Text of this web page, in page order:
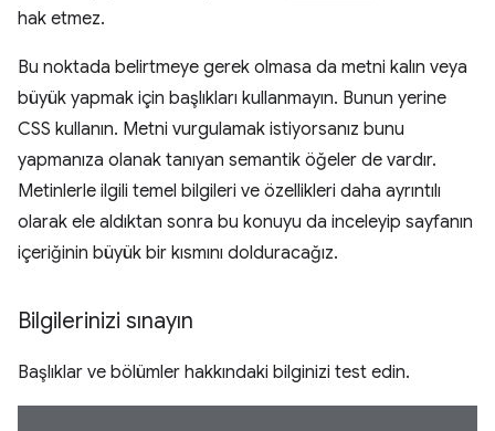
hak etmez.
Bu noktada belirtmeye gerek olmasa da metni kalın veya
büyük yapmak için başlıkları kullanmayın. Bunun yerine
CSS kullanın. Metni vurgulamak istiyorsanız bunu
yapmanıza olanak tanıyan semantik öğeler de vardır.
Metinlerle ilgili temel bilgileri ve özellikleri daha ayrıntılı
olarak ele aldıktan sonra bu konuyu da inceleyip sayfanın
içeriğinin büyük bir kısmını dolduracağız.
Bilgilerinizi sınayın
Başlıklar ve bölümler hakkındaki bilginizi test edin.